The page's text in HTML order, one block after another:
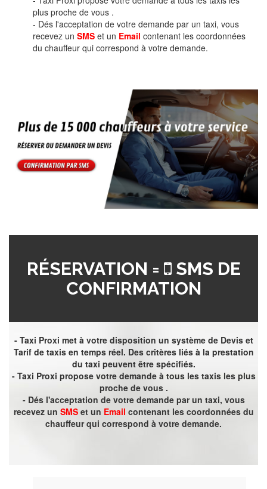
plus proche de vous .
- Dés l'acceptation de votre demande par un taxi, vous
recevez un SMS et un Email contenant les coordonnées
du chauffeur qui correspond à votre demande.
RÉSERVATION =
SMS DE
CONFIRMATION
- Taxi Proxi met à votre disposition un système de Devis et
Tarif de taxis en temps réel. Des critères liés à la prestation
du taxi peuvent être spécifiés.
- Taxi Proxi propose votre demande à tous les taxis les plus
proche de vous .
- Dés l'acceptation de votre demande par un taxi, vous
recevez un SMSet un Email contenant les coordonnées du
chauffeur qui correspond à votre demande.